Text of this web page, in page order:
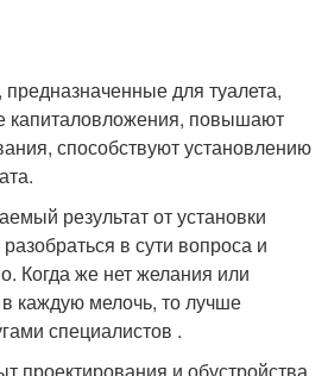
для туалета,
капиталовложения, повышают
способствуют установлению
результат от установки
в сути вопроса и
Когда же нет желания или
каждую мелочь, то лучше
специалистов .
проектирования и обустройства